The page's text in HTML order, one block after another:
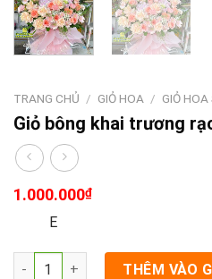
TRANG CHỦ / GIỎ HOA / GIỎ
Giỏ bông khai trương
1.000.000₫
E
Giỏ bông khai trương rạch giá -
THÊM VÀO